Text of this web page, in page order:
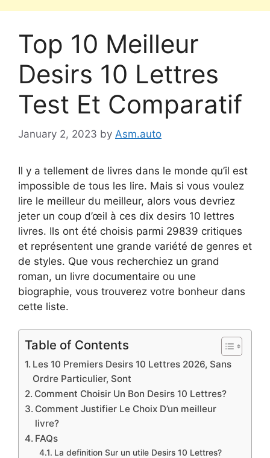
Top 10 Meilleur
Desirs 10 Lettres
Test Et Comparatif
January 2, 2023 by Asm.auto
Il y a tellement de livres dans le monde qu’il est
impossible de tous les lire. Mais si vous voulez
lire le meilleur du meilleur, alors vous devriez
jeter un coup d’œil à ces dix desirs 10 lettres
livres. Ils ont été choisis parmi 29839 critiques
et représentent une grande variété de genres et
de styles. Que vous recherchiez un grand
roman, un livre documentaire ou une
biographie, vous trouverez votre bonheur dans
cette liste.
Table of Contents
Les 10 Premiers Desirs 10 Lettres 2026, Sans
Ordre Particulier, Sont
Comment Choisir Un Bon Desirs 10 Lettres?
Comment Justifier Le Choix D’un meilleur
livre?
FAQs
La definition Sur un utile Desirs 10 Lettres?